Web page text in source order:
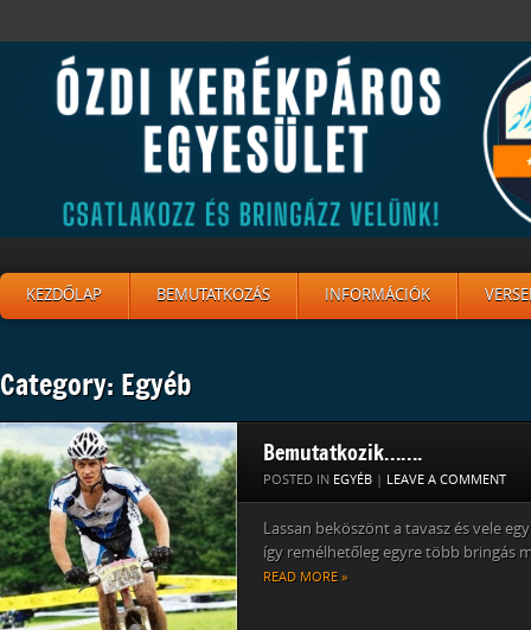
KEZDŐLAP BEMUTATKOZÁS INFORMÁCIÓK
Category: Egyéb
Bemutatkozik…….
POSTED IN EGYÉB LEAVE A COMMENT
Lassan beköszönt a tavasz és vele
így remélhetőleg egyre több bringás
READ MORE »